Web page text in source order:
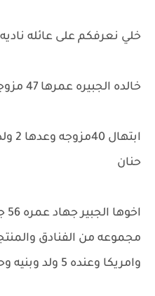
خلي نعرفكم على عائله ناديه
خالده الجبيره عمرها 47 مزوجه وعدها 2 بنات تقى وبشرى
حنان
مجموعه من الفنادق
وامريكا وعنده 5 ولد وبنيه وحده